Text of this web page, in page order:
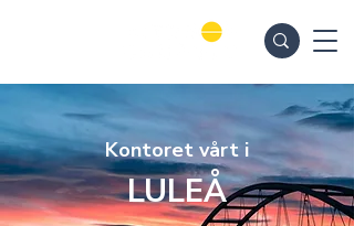
Kontoret vårt i
LULEÅ